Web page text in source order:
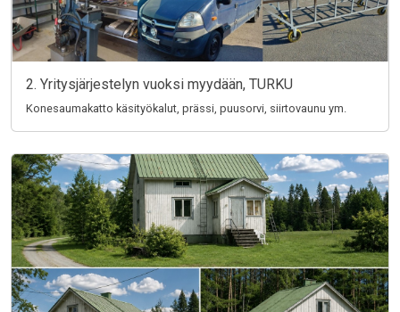
2. Yritysjärjestelyn vuoksi myydään, TURKU
Konesaumakatto käsityökalut, prässi, puusorvi, siirtovaunu ym.